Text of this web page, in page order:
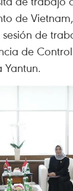
de
de
de
Yantun.